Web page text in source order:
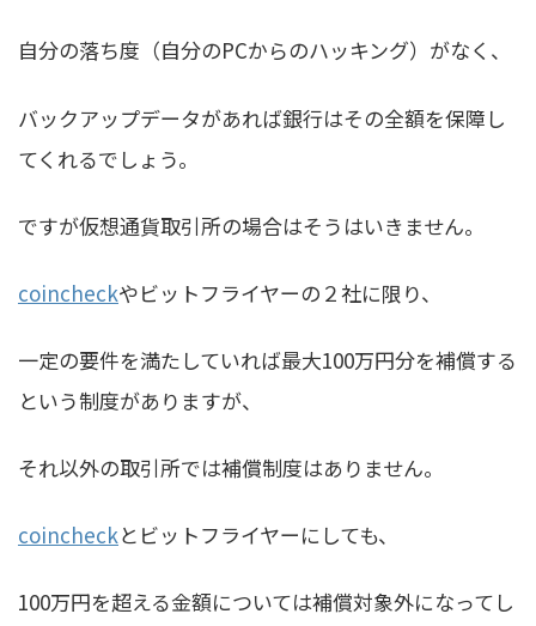
自分の落ち度（自分のPCからのハッキング）がなく、
バックアップデータがあれば銀行はその全額を保障し
てくれるでしょう。
ですが仮想通貨取引所の場合はそうはいきません。
coincheckやビットフライヤーの２社に限り、
一定の要件を満たしていれば最大100万円分を補償する
という制度がありますが、
それ以外の取引所では補償制度はありません。
coincheckとビットフライヤーにしても、
100万円を超える金額については補償対象外になってし